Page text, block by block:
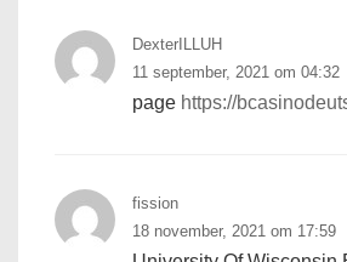
DexterILLUH
11 september, 2021 om 04:32
page https://
fission
18 november, 2021 om 17:59